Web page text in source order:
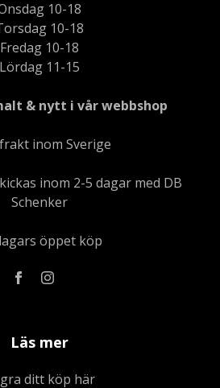
10-18
10-18
Fredag 10-18
Lördag 11-15
& nytt i vår webbshop
inom Sverige
inom 2-5 dagar med DB
Schenker
öppet köp
Läs mer
ditt köp här